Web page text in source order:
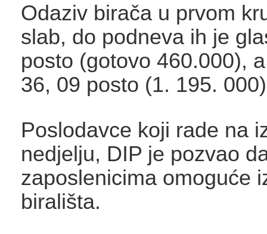
Odaziv birača u prvom
slab, do podneva ih je
posto (gotovo 460.000),
36, 09 posto (1. 195.
Poslodavce koji rade na
nedjelju, DIP je pozvao
zaposlenicima omoguće
birališta.